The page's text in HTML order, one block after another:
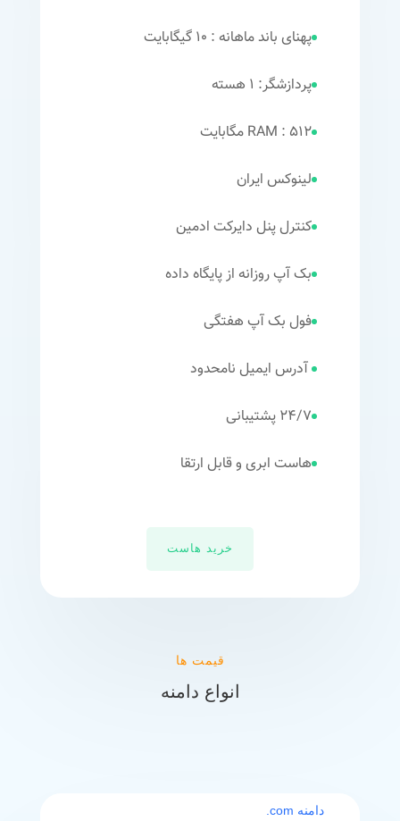
پهنای باند ماهانه : 10 گیگابایت
پردازشگر: 1 هسته
RAM : 512 مگابایت
لینوکس ایران
کنترل پنل دایرکت ادمین
بک آپ روزانه از پایگاه داده
فول بک آپ هفتگی
آدرس ایمیل نامحدود
24/7 پشتیبانی
هاست ابری و قابل ارتقا
خرید هاست
قیمت ها
انواع دامنه
دامنه com.